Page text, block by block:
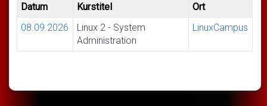
Datum Kurstitel
Ort
08.09.2026
Linux 2 - System
Administration
LinuxCampus